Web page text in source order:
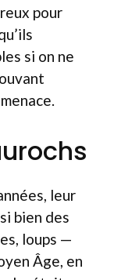
pour
si on ne
leur
bien des
loups —
Âge, en